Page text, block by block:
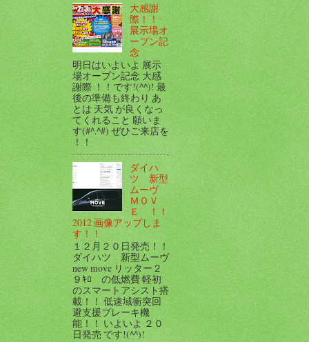
大感謝
際！！
展示場オ
ープン記
念
明日はいよいよ 展示
場オープン記念 大感
謝際 ！！です!(^^)! 最
後の準備も終わり あ
とは 天気 が良くなっ
てくれること 願いま
す(#^.^#) ぜひご来店を
！！
ダイハ
ツ 新型
ムーヴ
ＭＯＶ
Ｅ ！！
2012 画像アップしま
す！！
１２月２０日発売！！
ダイハツ 新型ムーヴ
new move リッター２
９ｷﾛ の低燃費 軽初
のスマートアシスト搭
載！！ 低速域衝突回
避支援ブレーキ機
能！！ いよいよ ２０
日発売 です!(^^)!